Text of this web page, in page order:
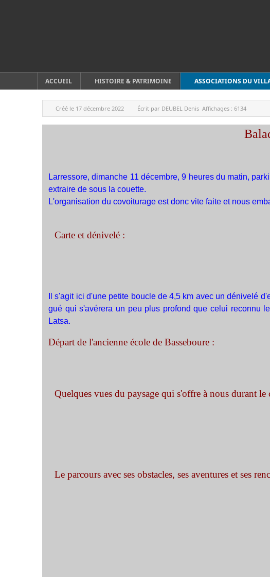
ACCUEIL HISTOIRE & PATRIMOINE ASSOCIATIONS DU
Créé le 17 décembre 2022 Écrit par DEUBEL Denis Affichages : 6134
Larressore, dimanche 11 décembre, 9 heures du matin,
extraire de sous la couette.
L'organisation du covoiturage est donc vite faite et nous
Carte et dénivelé :
Il s'agit ici d'une petite boucle de 4,5 km avec un dénivelé
gué qui s'avérera un peu plus profond que celui reconnu
Latsa.
Départ de l'ancienne école de Basseboure :
Quelques vues du paysage qui s'offre à nous durant le
Le parcours avec ses obstacles, ses aventures et ses